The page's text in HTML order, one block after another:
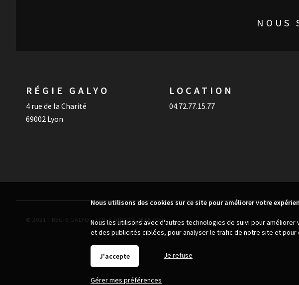
NOUS
RÉGIE GALYO LOCATION
4 rue de la Charité
69002 Lyon
04.72.77.15.77
© 2021 - RÉGIE GALYO - TOUS DROITS RÉSERVÉS
Nous utilisons des cookies sur ce site pour améliorer votre
Nous les utilisons avec d'autres technologies de suivi pour
et des publicités ciblées, pour analyser le trafic de notre site et
J'accepte Je refuse
Gérer mes préférences